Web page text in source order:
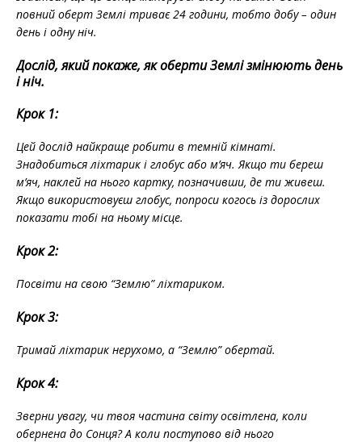
повний оберт Землі триває 24 години, тобто добу – один
день і одну ніч.
Дослід, який покаже, як оберти Землі змінюють день
і ніч.
Крок 1:
Цей дослід найкраще робити в темній кімнаті.
Знадобиться ліхтарик і глобус або м’яч. Якщо ти береш
м’яч, наклей на нього картку, позначивши, де ти живеш.
Якщо використовуєш глобус, попроси когось із дорослих
показати тобі на ньому місце.
Крок 2:
Посвіти на свою “Землю” ліхтариком.
Крок 3:
Тримай ліхтарик нерухомо, а “Землю” обертай.
Крок 4:
Зверни увагу, чи твоя частина світу освітлена, коли
обернена до Сонця? А коли поступово від нього